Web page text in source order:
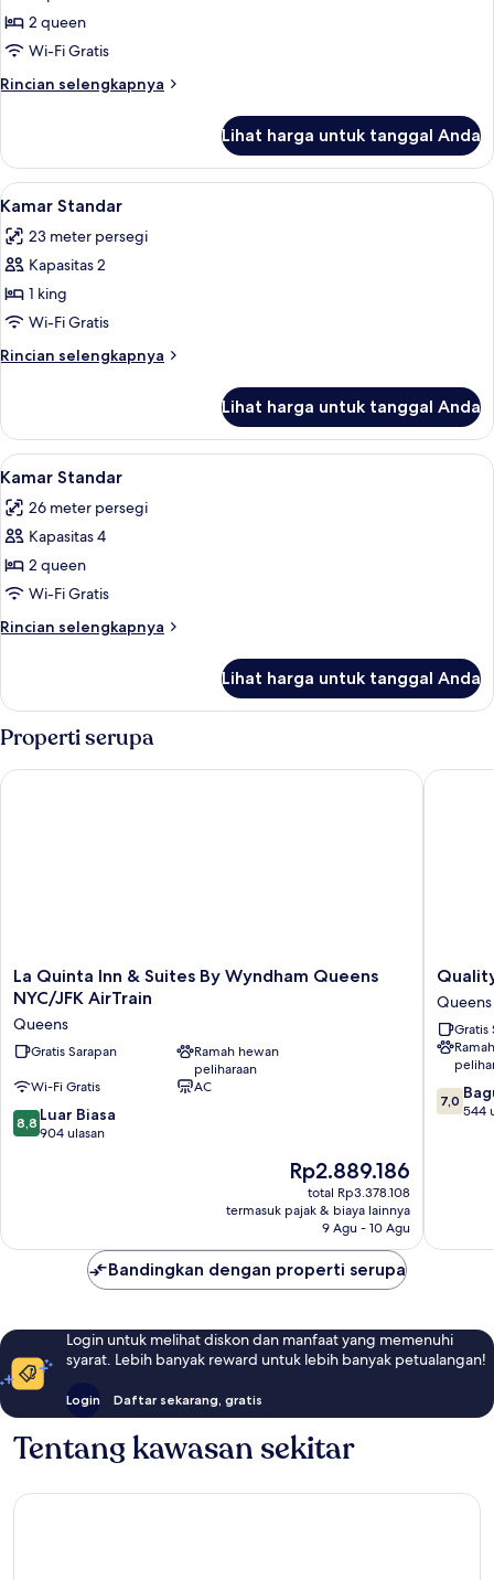
Drinks-
Ns
untuk
2
Queens
room
Drinks-
snacks
Ns
2 queen
Wi-Fi Gratis
Rincian selengkapnya
Rincian
2
Queens
Premium
room
Drinks-
Ns
Lihat harga untuk tanggal Anda
Lihat
semua
foto
untuk
Kamar
Standar
Seprai premium, brankas, meja
5
Kamar Standar
23 meter persegi
Kapasitas 2
1 king
Wi-Fi Gratis
Rincian selengkapnya
Rincian
Kamar
Standar
Lihat harga untuk tanggal Anda
Lihat
semua
foto
untuk
Kamar
Standar
Seprai premium, brankas, meja
4
Kamar Standar
26 meter persegi
Kapasitas 4
2 queen
Wi-Fi Gratis
Rincian selengkapnya
Rincian
Kamar
Standar
Lihat harga untuk tanggal Anda
Properti serupa
La
Quinta
&
Suites
Wyndham
Queens
NYC/JFK
La Quinta Inn & Suites By Wyndham Queens
NYC/JFK AirTrain
Queens
Gratis Sarapan
Ramah hewan
peliharaan
Wi-Fi Gratis
AC
8.8
dari
8,8 Luar Biasa
904 ulasan
Harga
sekarang
Rp2.889.186
Rp2.889.186
total Rp3.378.108
termasuk pajak & biaya lainnya
9 Agu - 10 Agu
La Quinta Inn & Suites By Wyndham Queens NYC/JFK AirTrain
Quality
Inn
JFK
Airport
Blvd
Queens
Queens
Gratis
7.0
dari
7,0
544
Quality
Bandingkan dengan properti serupa
Login untuk melihat diskon dan manfaat yang memenuhi
syarat. Lebih banyak reward untuk lebih banyak petualangan!
Login Daftar sekarang, gratis
Tentang kawasan sekitar